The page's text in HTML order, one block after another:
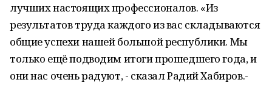
лучших настоящих профессионалов. «Из
результатов труда каждого из вас складываются
общие успехи нашей большой республики. Мы
только ещё подводим итоги прошедшего года, и
они нас очень радуют, - сказал Радий Хабиров.-